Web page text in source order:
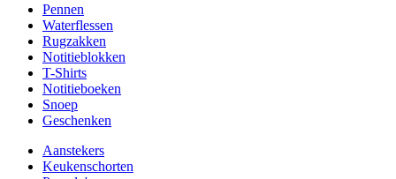
Pennen
Waterflessen
Rugzakken
Notitieblokken
T-Shirts
Notitieboeken
Snoep
Geschenken
Aanstekers
Keukenschorten